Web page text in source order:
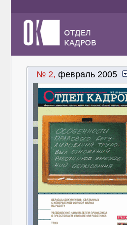
№ 2, февраль 2005